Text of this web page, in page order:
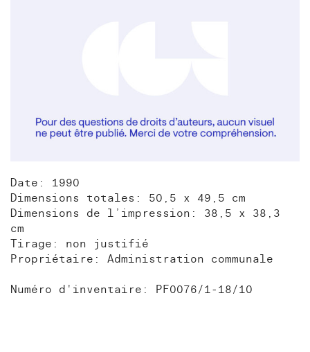
Date: 1990
Dimensions totales: 50,5 x 49,5 cm
Dimensions de l’impression: 38,5 x 38,3
cm
Tirage: non justifié
Propriétaire: Administration communale
Numéro d'inventaire: PF0076/1-18/10